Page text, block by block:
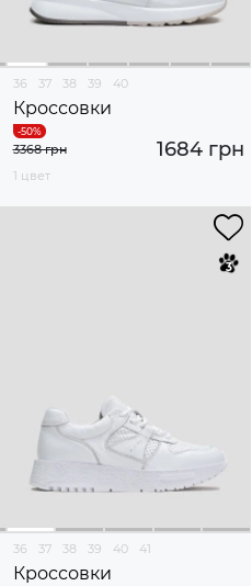
36 37 38 39 40
Кроссовки
1684 грн
3368 грн
1 цвет
36 37 38 39 40 41
Кроссовки